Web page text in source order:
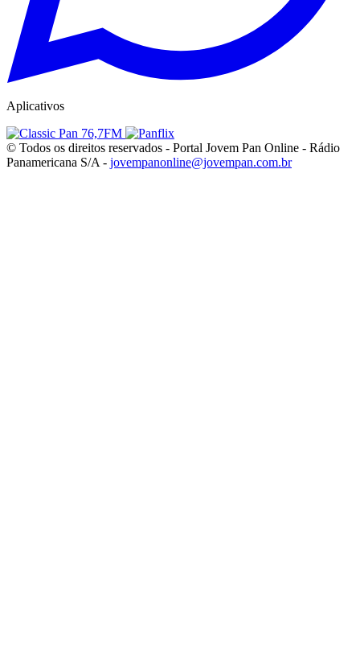
Aplicativos
© Todos os direitos reservados - Portal Jovem Pan Online - Rádio
Panamericana S/A - jovempanonline@jovempan.com.br